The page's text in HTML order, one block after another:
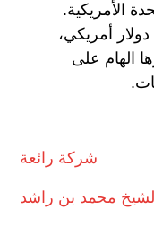
الأمريكية.
دولار أمريكي،
الهام على
شركة رائعة
محمد بن راشد